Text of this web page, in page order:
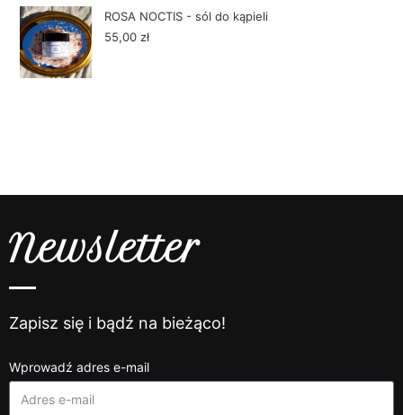
ROSA NOCTIS - sól do kąpieli
55,00zł
Newsletter
Zapisz się i bądź na bieżąco!
Wprowadź adres e-mail